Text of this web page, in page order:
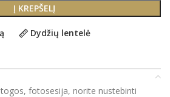
Į KREPŠELĮ
Dydžių lentelė
fotosesija, norite nustebinti